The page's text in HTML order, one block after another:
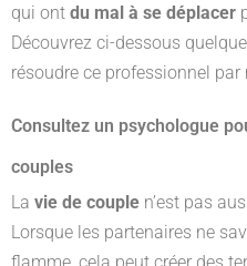
qui ont du mal à se déplacer
Découvrez ci-dessous
résoudre ce professionnel par
Consultez un psychologue
couples
La vie de couple n’est pas
Lorsque les partenaires ne